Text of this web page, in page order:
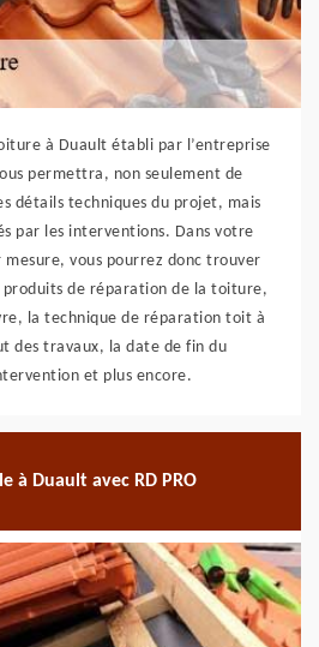
à Duault établi par l’entreprise
permettra, non seulement de
détails techniques du projet, mais
par les interventions. Dans votre
mesure, vous pourrez donc trouver
produits de réparation de la toiture,
la technique de réparation toit à
des travaux, la date de fin du
et plus encore.
à Duault avec RD PRO